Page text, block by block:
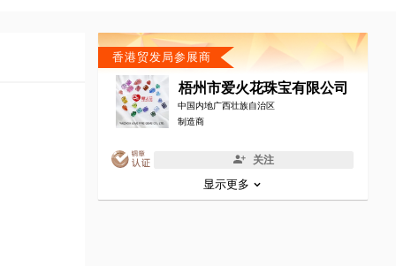
香港贸发局参展商
梧州市爱火花珠宝有限公司
中国内地广西壮族自治区
制造商
关注
显示更多